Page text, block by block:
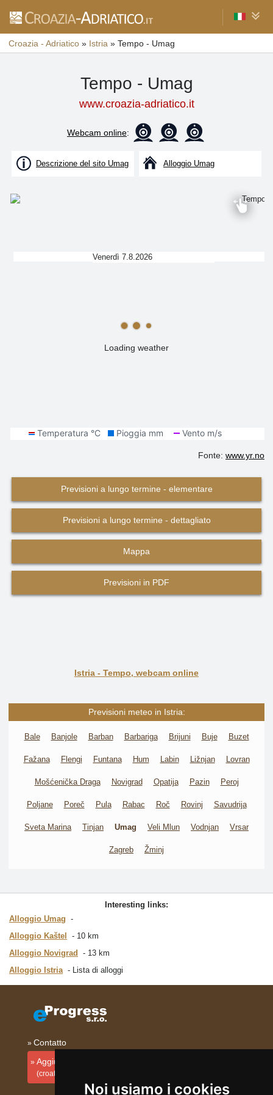
Noi usiamo i cookies
Croazia - Adriatico » Istria » Tempo - Umag
Tempo - Umag
www.croazia-adriatico.it
Webcam online:
Descrizione del sito Umag Alloggio Umag
Loading weather
Venerdì 7.8.2026
Fonte: www.yr.no
Previsioni a lungo termine - elementare
Previsioni a lungo termine - dettagliato
Mappa
Previsioni in PDF
Istria - Tempo, webcam online
Previsioni meteo in Istria:
Bale Banjole Barban Barbariga Brijuni Buje Buzet
Fažana Flengi Funtana Hum Labin Ližnjan Lovran
Mošćenička Draga Novigrad Opatija Pazin Peroj
Poljane Poreč Pula Rabac Roč Rovinj Savudrija
Sveta Marina Tinjan Umag Veli Mlun Vodnjan Vrsar
Zagreb Žminj
Interesting links:
Alloggio Umag
Alloggio Kaštel
10 km
Alloggio Novigrad
13 km
Alloggio Istria
Lista di alloggi
Contatto
Aggiungi la tua sistemazione
(croato)